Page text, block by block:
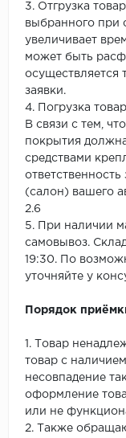
3. Отгрузка
выбранного при
увеличивает
может быть
осуществляется
заявки.
4. Погрузка
В связи с тем,
покрытия
средствами
(салон) вашего
2.6
5. При наличии
самовывоз.
19:30. По
уточняйте у
Порядок
1. Товар
товар с
несовпадение
оформление
или не
2. Также